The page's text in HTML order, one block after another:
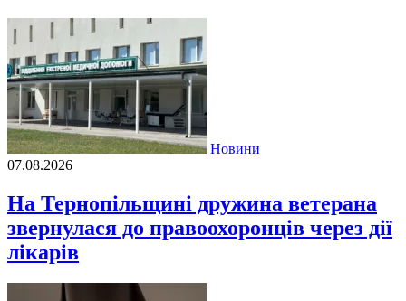
Новини
07.08.2026
На Тернопільщині дружина ветерана
звернулася до правоохоронців через дії
лікарів